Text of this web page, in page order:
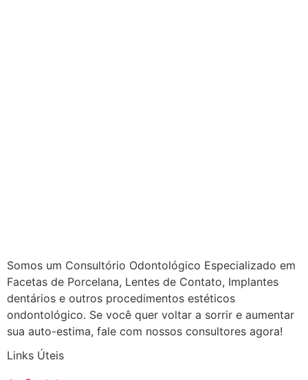
Somos um Consultório Odontológico Especializado em
Facetas de Porcelana, Lentes de Contato, Implantes
dentários e outros procedimentos estéticos
ondontológico. Se você quer voltar a sorrir e aumentar
sua auto-estima, fale com nossos consultores agora!
Links Úteis